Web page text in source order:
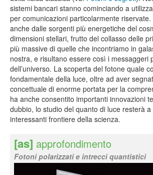
sistemi bancari stanno cominciando a
per comunicazioni particolarmente
anche dalle sorgenti più energetiche del
dimensioni stellari, frutto del collasso delle
più massive di quelle che incontriamo in
nostra, e risultano essere così i messaggeri
dell’universo. La scoperta del fotone quale
fondamentale della luce, oltre ad aver
concettuale di enorme portata per la
ha anche consentito importanti innovazioni
dubbio, lo studio del quanto di luce resterà
interessanti frontiere della scienza.
[as] approfondimento
Fotoni polarizzati e intrecci quantistici